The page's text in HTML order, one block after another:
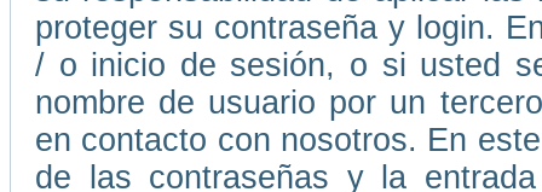
proteger su contraseña y login.
/ o inicio de sesión, o si usted
nombre de usuario por un
en contacto con nosotros. En
de las contraseñas y la